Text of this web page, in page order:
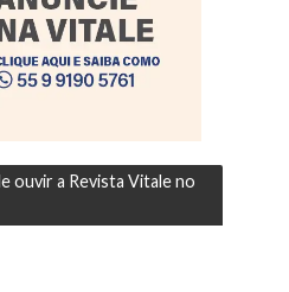
ouvir a Revista Vitale no